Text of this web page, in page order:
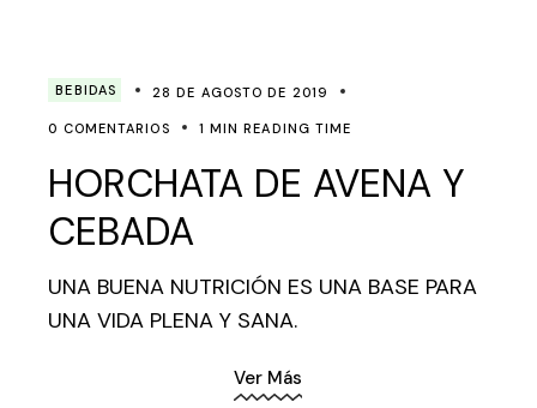
BEBIDAS 28 DE AGOSTO DE 2019
0 COMENTARIOS 1 MIN READING TIME
HORCHATA DE AVENA Y
CEBADA
UNA BUENA NUTRICIÓN ES UNA BASE PARA
UNA VIDA PLENA Y SANA.
Ver Más